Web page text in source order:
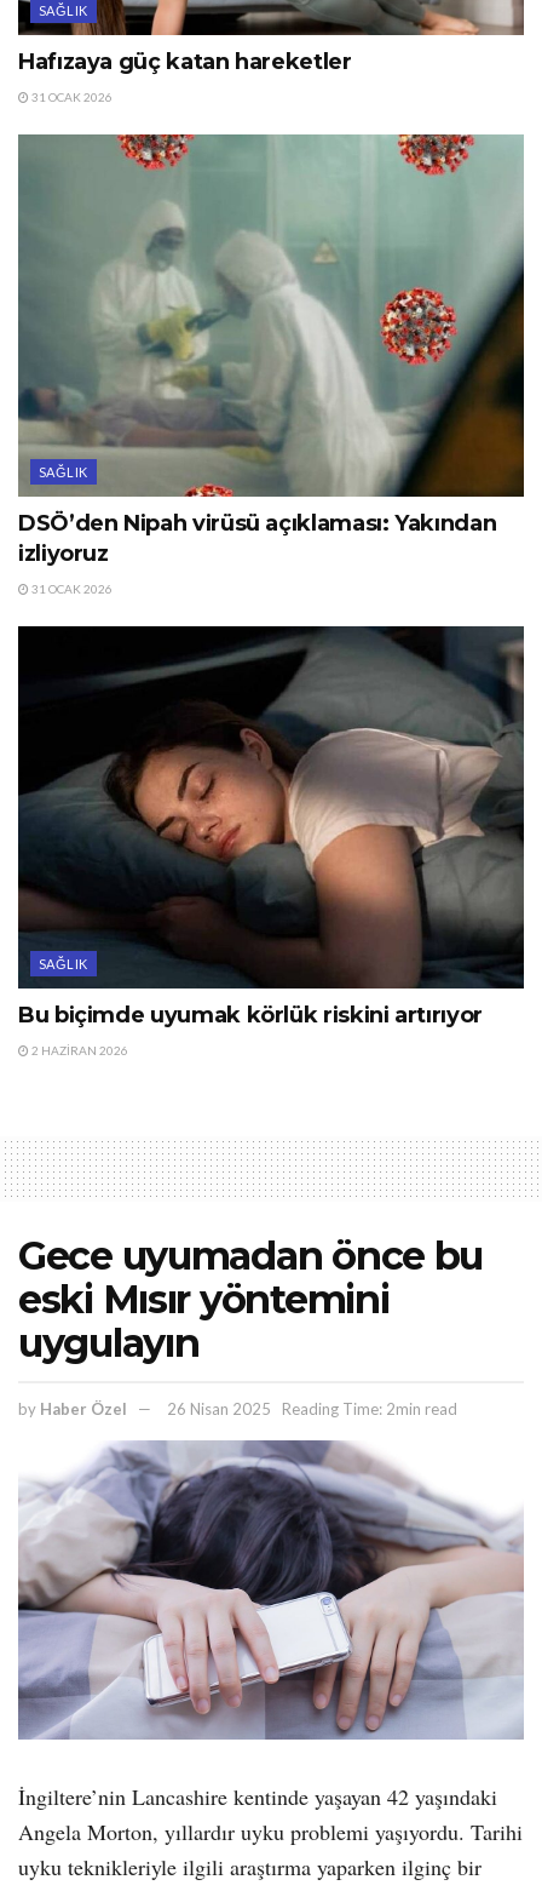
SAĞLIK
Hafızaya güç katan hareketler
31 OCAK 2026
SAĞLIK
DSÖ’den Nipah virüsü açıklaması: Yakından
izliyoruz
31 OCAK 2026
SAĞLIK
Bu biçimde uyumak körlük riskini artırıyor
2 HAZIRAN 2026
Gece uyumadan önce bu
eski Mısır yöntemini
uygulayın
by Haber Özel 26 Nisan 2025 Reading Time: 2min read
İngiltere’nin Lancashire kentinde yaşayan 42 yaşındaki
Angela Morton, yıllardır uyku problemi yaşıyordu. Tarihi
uyku teknikleriyle ilgili araştırma yaparken ilginç bir